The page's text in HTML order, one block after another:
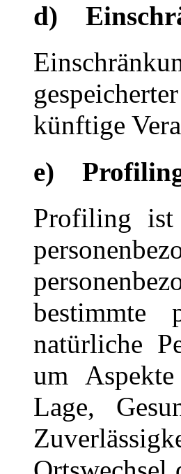
d)
künftige
e)
Profiling ist
bestimmte
natürliche
um
Lage,